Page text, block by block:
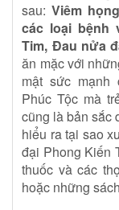
sau:Viêm
các loại bệnh
Tim, Đau nửa
ăn mặc với
mật sức mạnh
Phúc Tộc mà
cũng là bản sắc
hiểu ra tại sao
đại Phong Kiến
thuốc và các
hoặc những